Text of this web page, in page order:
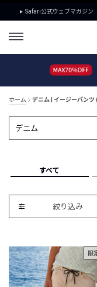
Safari公式ウェブマガジン
ホーム デニム | イージーパンツ
すべて
絞り込み
限